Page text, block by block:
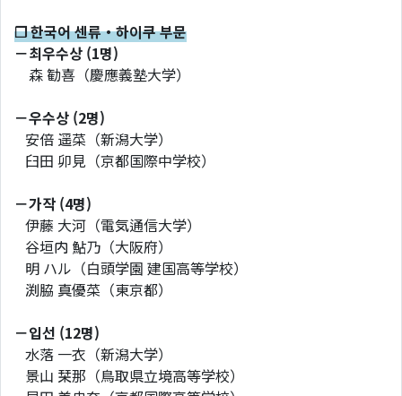
❐ 한국어 센류・하이쿠 부문
－최우수상 (1명)
森 勧喜（慶應義塾大学）
－우수상 (2명)
安倍 遥菜（新潟大学）
臼田 卯見（京都国際中学校）
－가작 (4명)
伊藤 大河（電気通信大学）
谷垣内 鮎乃（大阪府）
明 ハル（白頭学園 建国高等学校）
渕脇 真優菜（東京都）
－입선 (12명)
水落 一衣（新潟大学）
景山 栞那（鳥取県立境高等学校）